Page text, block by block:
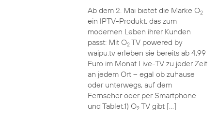
Ab dem 2. Mai bietet die Marke O2
ein IPTV-Produkt, das zum
modernen Leben ihrer Kunden
passt: Mit O2TV powered by
waipu.tv erleben sie bereits ab 4,99
Euro im Monat Live-TV zu jeder Zeit
an jedem Ort – egal ob zuhause
oder unterwegs, auf dem
Fernseher oder per Smartphone
und Tablet.1) O2TV gibt […]